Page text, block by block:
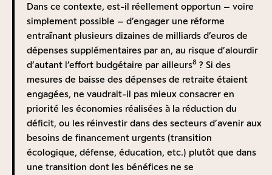
constaté en France comme à l’étranger :
En France, les quelques régimes par capitalisation
existants offrent une performance réelle annualisée
qui se situe entre 2 % et 3 % ;
Actif net
en valeur
de
marché
Taux de rendement réel
annualisé (net
d’inflation11et de frais de
gestion)
Régime
additionnel de la
fonction
publique (RAFP)
~45
Md€12 ~2,8%
circonstanciées de la part d’Eric Weil. Plus
précisément, nous envisageons les moyens de
développer un tel pilier obligatoire qui se substituerait
progressivement à hauteur d’environ un tiers au
système par répartition actuel9 . Il ferait l’objet d’une
gestion au niveau national par les partenaires sociaux
de l’AGIRC-ARRCO. Dans ce schéma, chaque salarié se
verrait doté d’un compte individuel par points mais
valorisé en euros lui donnant droit à une pension par
capitalisation au moment du départ en retraite
pourrait naturellement être complété par un étage de
capitalisation volontaire, par exemple selon un schéma
Dans ce contexte, est-il réellement opportun – voire
simplement possible – d’engager une réforme
entraînant plusieurs dizaines de milliards d’euros de
dépenses supplémentaires par an, au risque d’alourdir
d’autant l’effort budgétaire par ailleurs8 ? Si des
mesures de baisse des dépenses de retraite étaient
engagées, ne vaudrait-il pas mieux consacrer en
priorité les économies réalisées à la réduction du
déficit, ou les réinvestir dans des secteurs d’avenir aux
besoins de financement urgents (transition
écologique, défense, éducation, etc.) plutôt que dans
une transition dont les bénéfices ne se